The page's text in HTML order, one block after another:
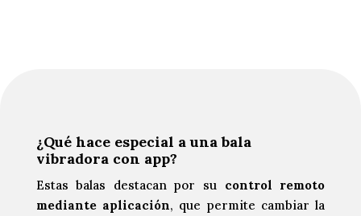
¿Qué hace especial a una bala
vibradora con app?
Estas balas destacan por su control remoto
mediante aplicación, que permite cambiar la